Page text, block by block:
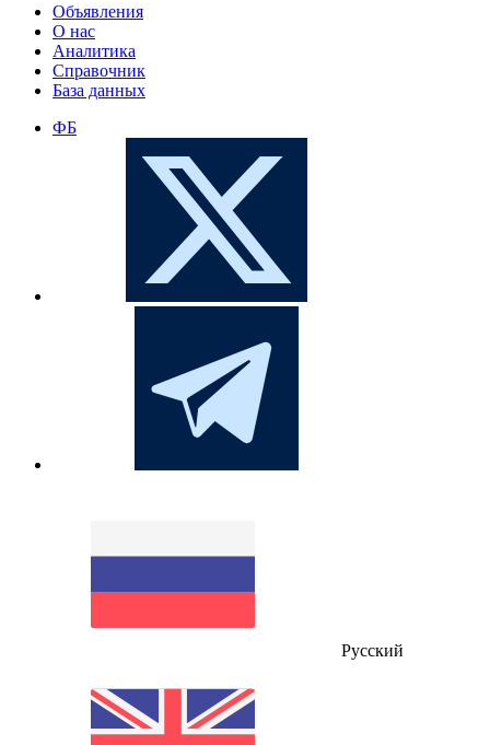
Объявления
О нас
Аналитика
Справочник
База данных
ФБ
Русский